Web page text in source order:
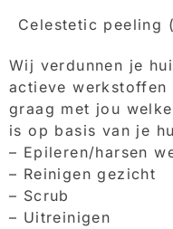
Celestetic peeling
Wij verdunnen je
actieve werkstoffen
graag met jou
is op basis van je
– Epileren/harsen
– Reinigen gezicht
– Scrub
– Uitreinigen